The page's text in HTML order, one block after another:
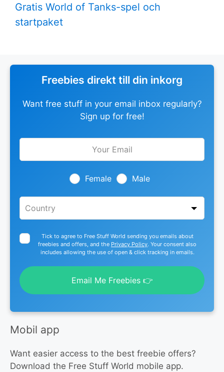
Gratis World of Tanks-spel och
startpaket
Freebies direkt till din inkorg
Want free stuff in your email inbox regularly?
Sign up for free!
Leave
Female Male
Tick to agree to Free Stuff World sending you emails about
freebies and offers, and the Privacy Policy. Your consent also
includes allowing the use of open & click tracking in emails.
Email Me Freebies 👉
Mobil app
Want easier access to the best freebie offers?
Download the Free Stuff World mobile app.